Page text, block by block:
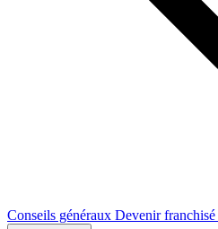
Conseils généraux Devenir franchisé